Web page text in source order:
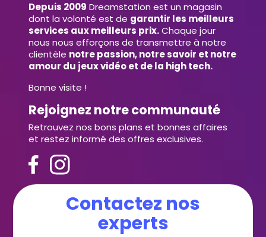
Depuis 2009 Dreamstation est un magasin
dont la volonté est de garantir les meilleurs
services aux meilleurs prix.Chaque jour
nous nous efforçons de transmettre à notre
clientèle notre passion, notre savoir et notre
amour du jeux vidéo et de la high tech.
Bonne visite !
Rejoignez notre communauté
Retrouvez nos bons plans et bonnes affaires
et restez informé des offres exclusives.
Contactez nos
experts